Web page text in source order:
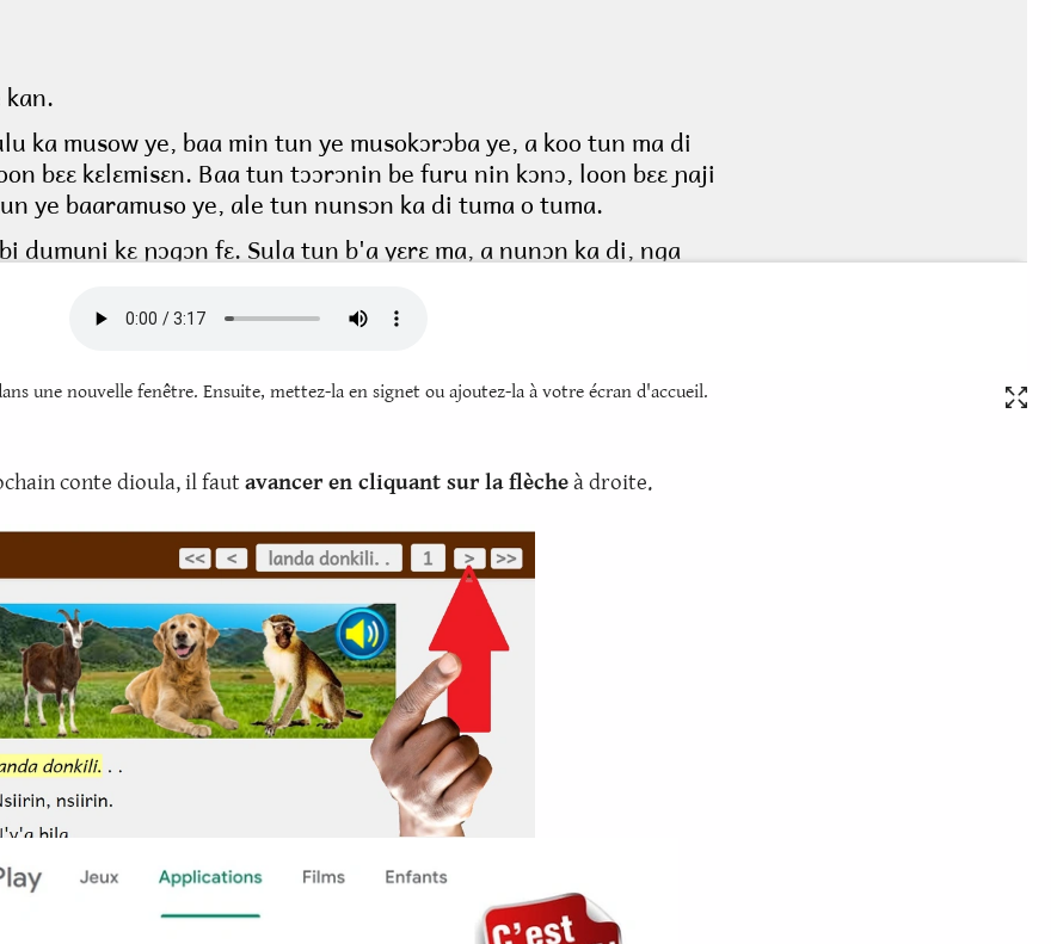
une nouvelle fenêtre. Ensuite, mettez-la en signet ou ajoutez-la à votre écran d'accueil.
conte dioula, il faut avancer en cliquant sur la flècheà droite.